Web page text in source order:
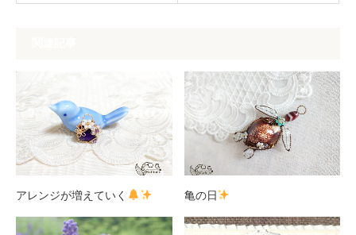
アレンジが増えていく 亀の日